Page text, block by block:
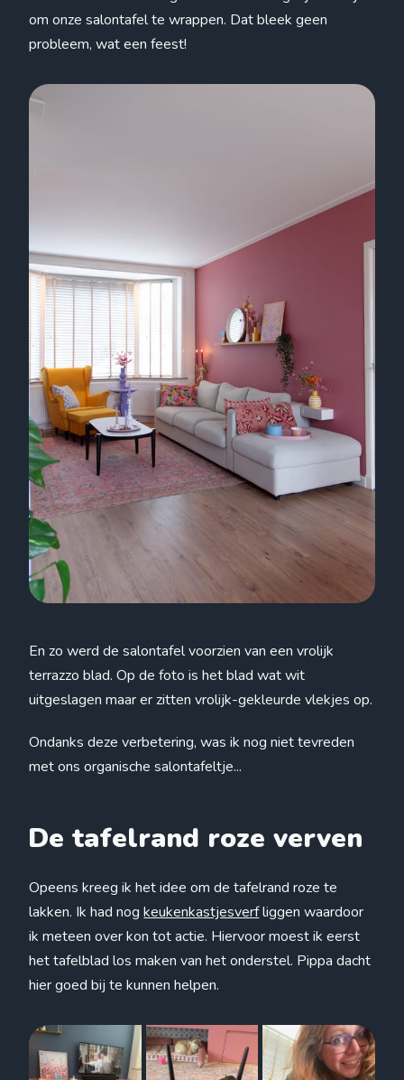
om onze salontafel te wrappen. Dat bleek geen
probleem, wat een feest!
En zo werd de salontafel voorzien van een vrolijk
terrazzo blad. Op de foto is het blad wat wit
uitgeslagen maar er zitten vrolijk-gekleurde vlekjes op.
Ondanks deze verbetering, was ik nog niet tevreden
met ons organische salontafeltje...
De tafelrand roze verven
Opeens kreeg ik het idee om de tafelrand roze te
lakken. Ik had nogkeukenkastjesverfliggen waardoor
ik meteen over kon tot actie. Hiervoor moest ik eerst
het tafelblad los maken van het onderstel. Pippa dacht
hier goed bij te kunnen helpen.